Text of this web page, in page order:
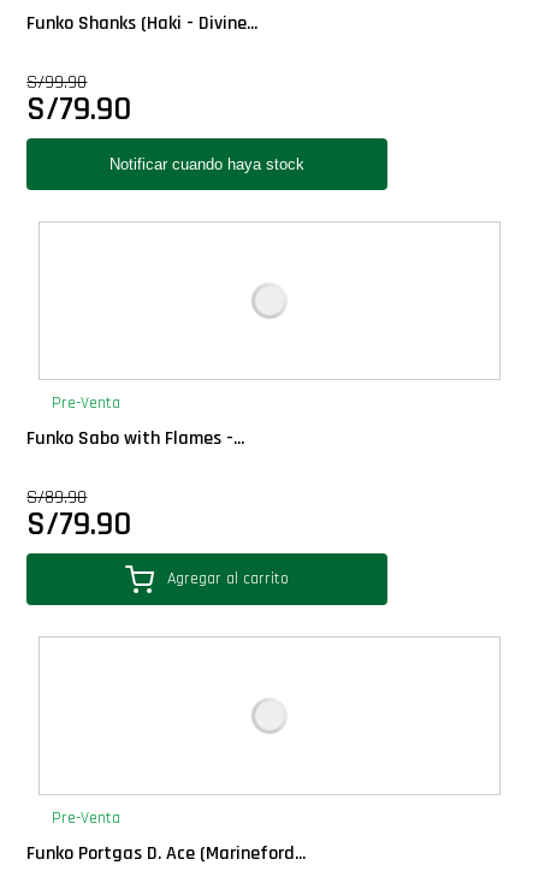
Funko Shanks (Haki - Divine...
S/99.90
S/79.90
Pre-Venta
Funko Sabo with Flames -...
S/89.90
S/79.90
Agregar al carrito
Pre-Venta
Funko Portgas D. Ace (Marineford...